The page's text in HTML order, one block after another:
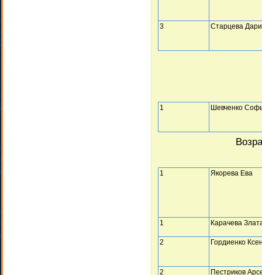
3 Старцева
1 Шевченко
1 Якорева Ева
1 Карачева
2 Гордиенко
2 Пестриков